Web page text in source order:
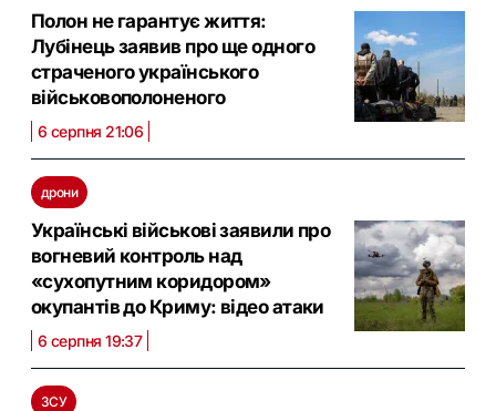
Полон не гарантує життя:
Лубінець заявив про ще одного
страченого українського
військовополоненого
6 серпня 21:06
дрони
Українські військові заявили про
вогневий контроль над
«сухопутним коридором»
окупантів до Криму: відео атаки
6 серпня 19:37
ЗСУ